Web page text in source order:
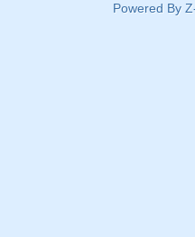
Powered By